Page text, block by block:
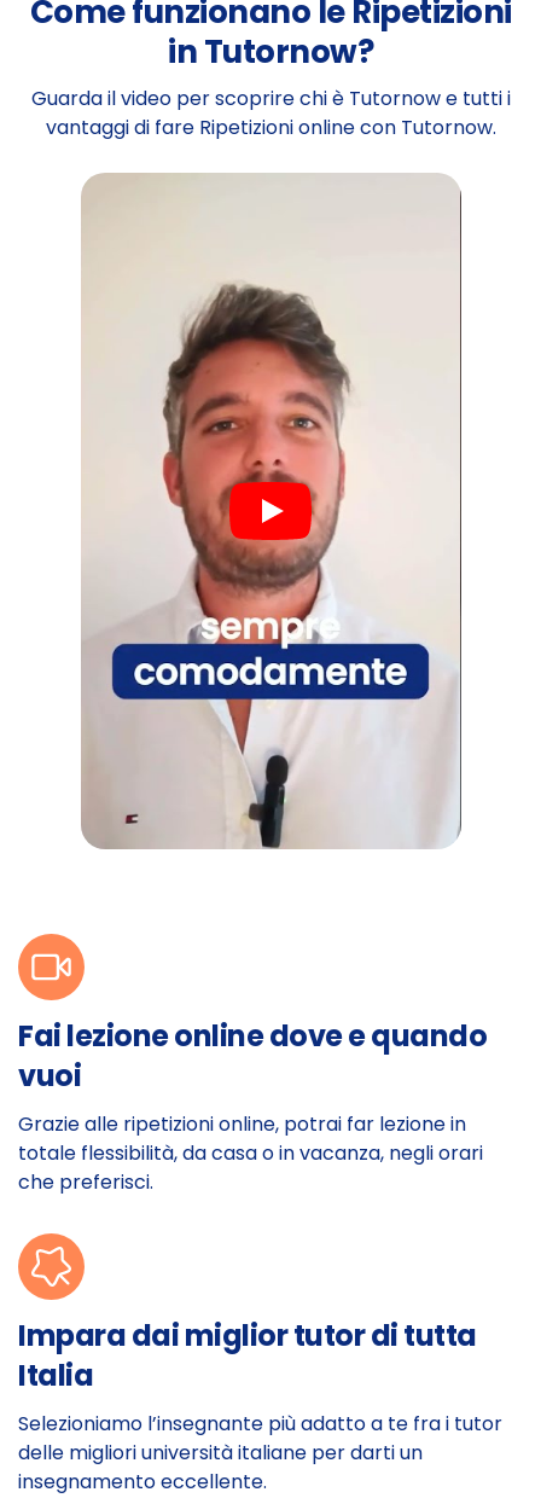
Come funzionano le Ripetizioni
in Tutornow?
Guarda il video per scoprire chi è Tutornow e tutti i
vantaggi di fare Ripetizioni online con Tutornow.
Fai lezione online dove e quando
vuoi
Grazie alle ripetizioni online, potrai far lezione in
totale flessibilità, da casa o in vacanza, negli orari
che preferisci.
Impara dai miglior tutor di tutta
Italia
Selezioniamo l’insegnante più adatto a te fra i tutor
delle migliori università italiane per darti un
insegnamento eccellente.